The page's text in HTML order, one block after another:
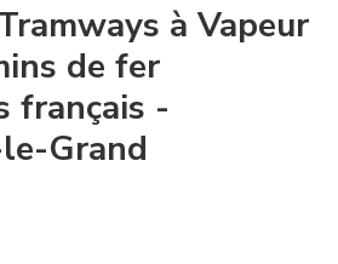
à Vapeur
de fer
français -
Grand